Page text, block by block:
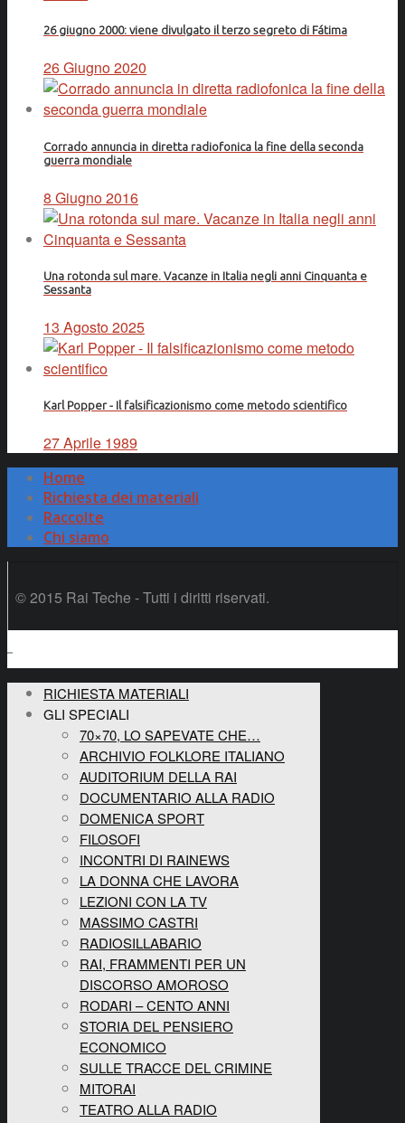
26 giugno 2000: viene divulgato il terzo segreto di Fátima
26 Giugno 2020
Corrado annuncia in diretta radiofonica la fine della seconda
guerra mondiale
8 Giugno 2016
Una rotonda sul mare. Vacanze in Italia negli anni Cinquanta e
Sessanta
13 Agosto 2025
Karl Popper - Il falsificazionismo come metodo scientifico
27 Aprile 1989
Home
Richiesta dei materiali
Raccolte
Chi siamo
© 2015 Rai Teche - Tutti i diritti riservati.
RICHIESTA MATERIALI
GLI SPECIALI
70×70, LO SAPEVATE CHE…
ARCHIVIO FOLKLORE ITALIANO
AUDITORIUM DELLA RAI
DOCUMENTARIO ALLA RADIO
DOMENICA SPORT
FILOSOFI
INCONTRI DI RAINEWS
LA DONNA CHE LAVORA
LEZIONI CON LA TV
MASSIMO CASTRI
RADIOSILLABARIO
RAI, FRAMMENTI PER UN
DISCORSO AMOROSO
RODARI – CENTO ANNI
STORIA DEL PENSIERO
ECONOMICO
SULLE TRACCE DEL CRIMINE
MITORAI
TEATRO ALLA RADIO